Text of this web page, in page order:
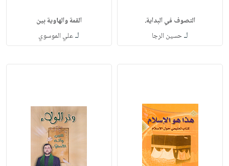
التصوف في البداية.
لـحسين الرجا
القمة والهاوية بين
لـعلي الموسوي